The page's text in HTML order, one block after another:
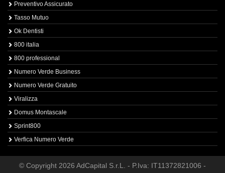
Preventivo Assicurato
Tasso Mutuo
Ok Dentisti
800 italia
800 professional
Numero Verde Business
Numero Verde Gratuito
Viralizza
Domus Montascale
Sprint800
Verfica Numero Verde
© Copyright 2026 AdCapital S.r.L. - P.Iva: IT11372821006 -